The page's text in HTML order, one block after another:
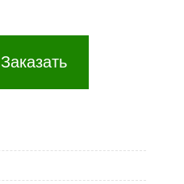
Заказать